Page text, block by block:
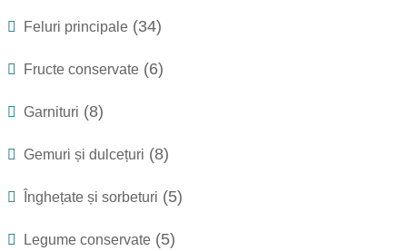
Feluri principale (34)
Fructe conservate (6)
Garnituri (8)
Gemuri și dulcețuri (8)
Înghețate și sorbeturi (5)
Legume conservate (5)